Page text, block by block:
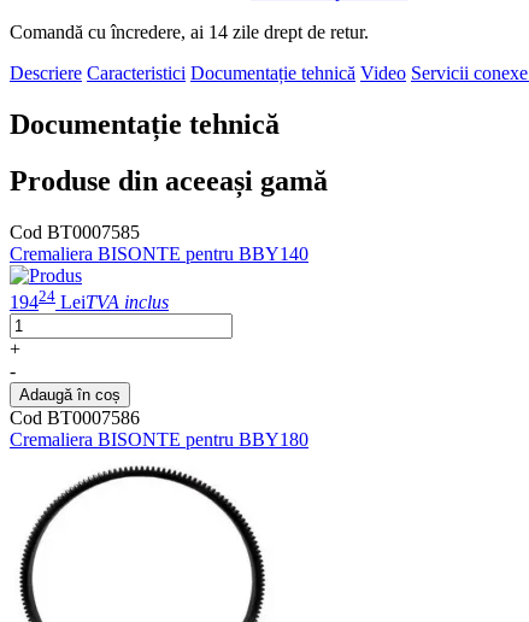
Comandă cu încredere, ai 14 zile drept de retur.
Descriere Caracteristici Documentație tehnică Video Servicii conexe
Documentație tehnică
Produse din aceeași gamă
Cod BT0007585
Cremaliera BISONTE pentru BBY140
19424 LeiTVA inclus
+
-
Adaugă în coș
Cod BT0007586
Cremaliera BISONTE pentru BBY180